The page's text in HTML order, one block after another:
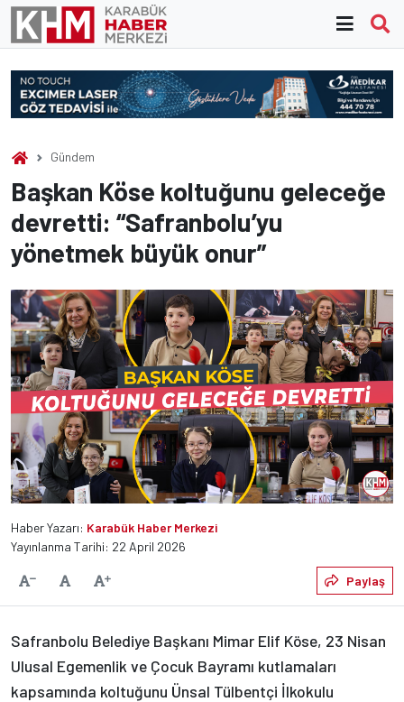
Skip
content
Gündem
Başkan Köse koltuğunu geleceğe
devretti: “Safranbolu’yu
yönetmek büyük onur”
Haber Yazarı: Karabük Haber Merkezi
Yayınlanma Tarihi: 22 April 2026
Yazıyı KüçültVarsayılanYazıyı Büyüt Paylaş
Safranbolu Belediye Başkanı Mimar Elif Köse, 23 Nisan
Ulusal Egemenlik ve Çocuk Bayramı kutlamaları
kapsamında koltuğunu Ünsal Tülbentçi İlkokulu